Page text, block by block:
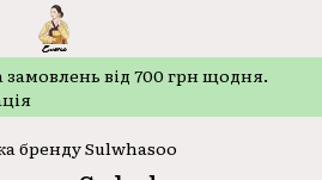
від 700 грн щодня.
бренду Sulwhasoo